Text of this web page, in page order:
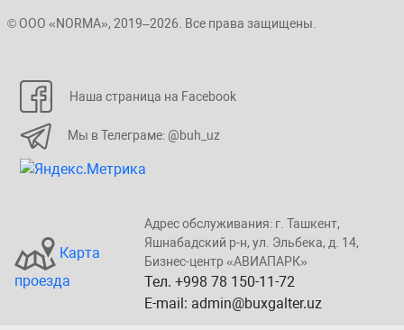
© ООО «NORMA», 2019–2026. Все права защищены.
Наша страница на Facebook
Мы в Телеграме: @buh_uz
Карта
проезда
Адрес обслуживания: г. Taшкент,
Яшнaбaдский p-н, yл. Эльбeка, д. 14,
Бизнеc-центp «ABИАПAPК»
Тел. +998 78 150-11-72
E-mail: admin@buxgalter.uz